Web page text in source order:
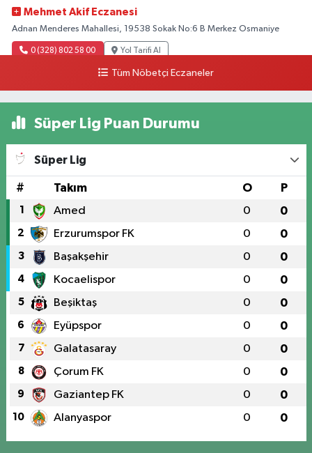
Mehmet Akif Eczanesi
Adnan Menderes Mahallesi, 19538 Sokak No:6 B Merkez Osmaniye
0 (328) 802 58 00 Yol Tarifi Al
Tüm Nöbetçi Eczaneler
Süper Lig Puan Durumu
Süper Lig
# Takım O P
1 Amed 0 0
2 Erzurumspor FK 0 0
3 Başakşehir 0 0
4 Kocaelispor 0 0
5 Beşiktaş 0 0
6 Eyüpspor 0 0
7 Galatasaray 0 0
8 Çorum FK 0 0
9 Gaziantep FK 0 0
10 Alanyaspor 0 0